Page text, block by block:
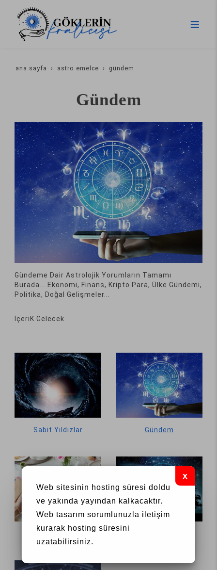
ana sayfa astro emelce gündem
Gündem
Gündeme Dair Astrolojik Yorumların Tamamı
Burada... Ekonomi, Finans, Kripto Para, Ülke Gündemi,
Politika, Doğal Gelişmeler...
İçeriK Gelecek
Sabit Yıldızlar Gündem
Web sitesinin hosting süresi doldu
ve yakında yayından kalkacaktır.
Web tasarım sorumlunuzla iletişim
kurarak hosting süresini
uzatabilirsiniz.